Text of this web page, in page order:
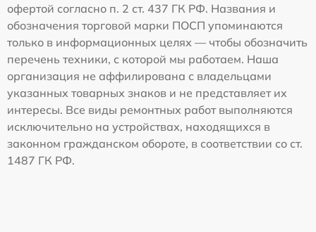
офертой согласно п. 2 ст. 437 ГК РФ. Названия и
обозначения торговой марки ПОСП упоминаются
только в информационных целях — чтобы обозначить
перечень техники, с которой мы работаем. Наша
организация не аффилирована с владельцами
указанных товарных знаков и не представляет их
интересы. Все виды ремонтных работ выполняются
исключительно на устройствах, находящихся в
законном гражданском обороте, в соответствии со ст.
1487 ГК РФ.